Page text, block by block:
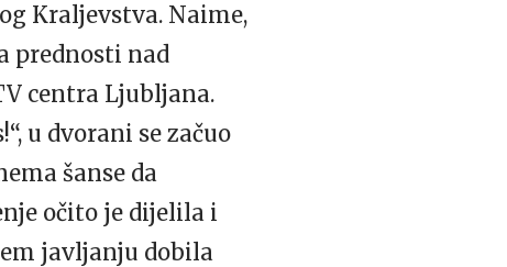
Kraljevstva. Naime,
prednosti nad
centra Ljubljana.
u dvorani se začuo
šanse da
očito je dijelila i
javljanju dobila